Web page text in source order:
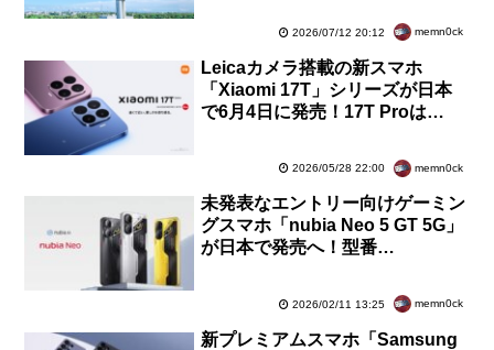
2026/07/12 20:12 memn0ck
Leicaカメラ搭載の新スマホ
「Xiaomi 17T」シリーズが日本
で6月4日に発売！17T Proは
2026/05/28 22:00 memn0ck
未発表なエントリー向けゲーミン
グスマホ「nubia Neo 5 GT 5G」
が日本で発売へ！型番
像が公式Webサイトに掲載
2026/02/11 13:25 memn0ck
新プレミアムスマホ「Samsung